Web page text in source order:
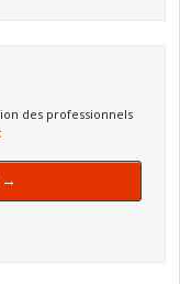
des professionnels
→